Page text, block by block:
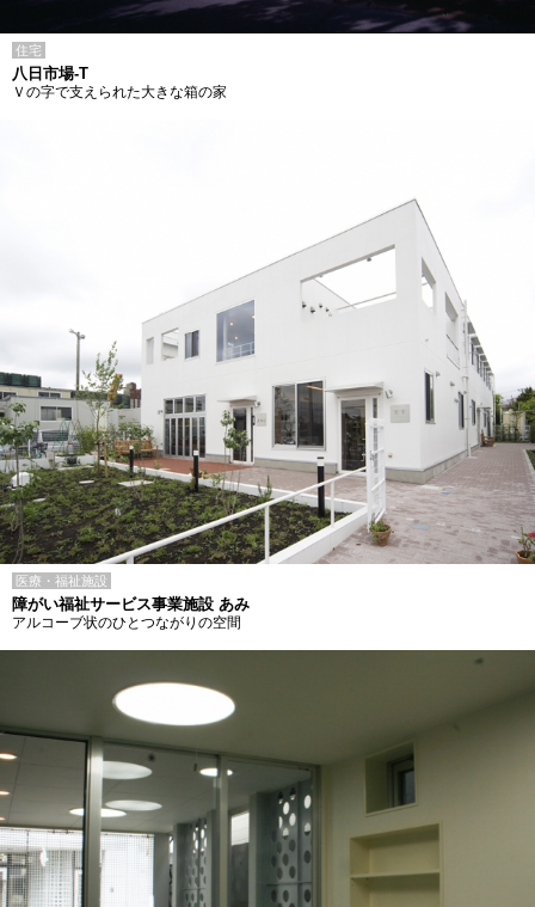
住宅
八日市場-T
Ｖの字で支えられた大きな箱の家
医療・福祉施設
障がい福祉サービス事業施設 あみ
アルコーブ状のひとつながりの空間